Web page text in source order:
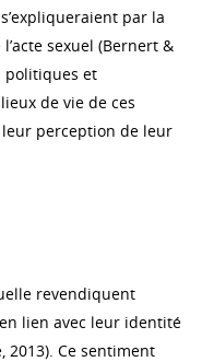
par la
sexuel (Bernert &
politiques et
de vie de ces
perception de leur
revendiquent
lien avec leur identité
2013). Ce sentiment